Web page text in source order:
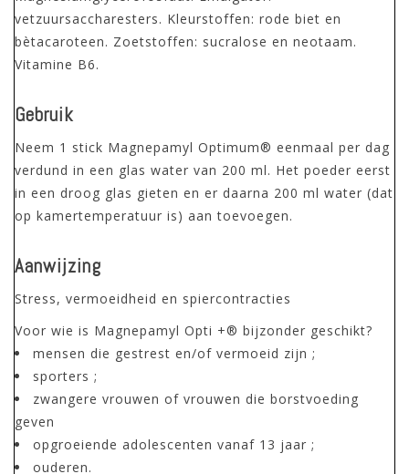
vetzuursaccharesters. Kleurstoffen: rode biet en
bètacaroteen. Zoetstoffen: sucralose en neotaam.
Vitamine B6.
Gebruik
Neem 1 stick Magnepamyl Optimum® eenmaal per dag
verdund in een glas water van 200 ml. Het poeder eerst
in een droog glas gieten en er daarna 200 ml water (dat
op kamertemperatuur is) aan toevoegen.
Aanwijzing
Stress, vermoeidheid en spiercontracties
Voor wie is Magnepamyl Opti +® bijzonder geschikt?
mensen die gestrest en/of vermoeid zijn ;
sporters ;
zwangere vrouwen of vrouwen die borstvoeding
geven
opgroeiende adolescenten vanaf 13 jaar ;
ouderen.